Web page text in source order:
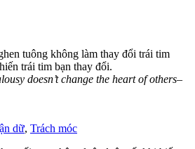
tuông không làm thay đổi trái tim
trái tim bạn thay đổi.
doesn’t change the heart of others–
dữ, Trách móc